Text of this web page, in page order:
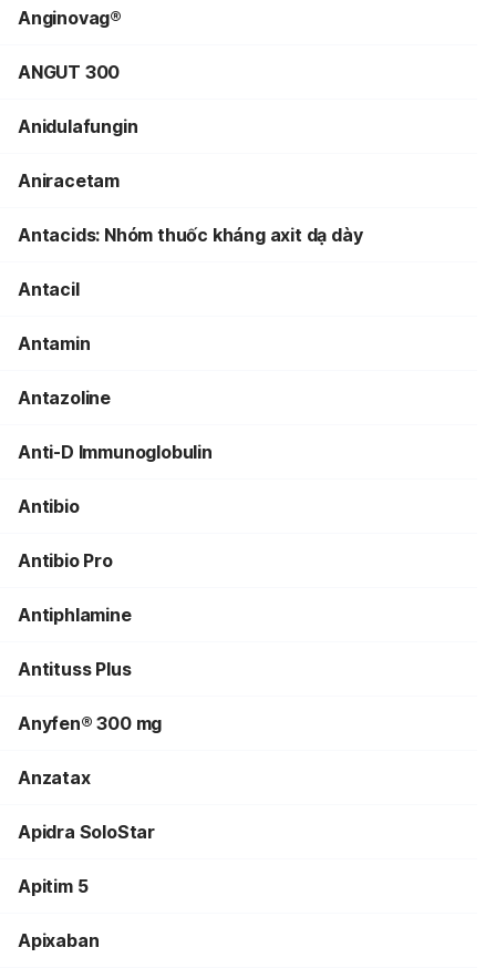
Anginovag®
ANGUT 300
Anidulafungin
Aniracetam
Antacids: Nhóm thuốc kháng axit dạ dày
Antacil
Antamin
Antazoline
Anti-D Immunoglobulin
Antibio
Antibio Pro
Antiphlamine
Antituss Plus
Anyfen® 300 mg
Anzatax
Apidra SoloStar
Apitim 5
Apixaban